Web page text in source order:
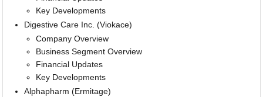
Key Developments
Digestive Care Inc. (Viokace)
Company Overview
Business Segment Overview
Financial Updates
Key Developments
Alphapharm (Ermitage)